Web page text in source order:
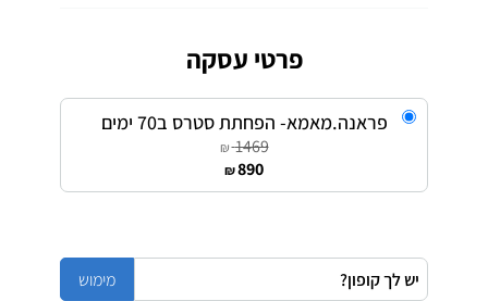
פרטי עסקה
פראנה.מאמא- הפחתת סטרס ב70 ימים
1469
₪
890
₪